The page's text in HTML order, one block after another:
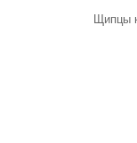
Щипцы